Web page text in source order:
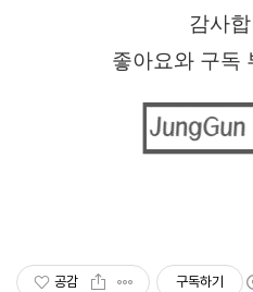
감사
좋아요와 구독
공감 구독하기